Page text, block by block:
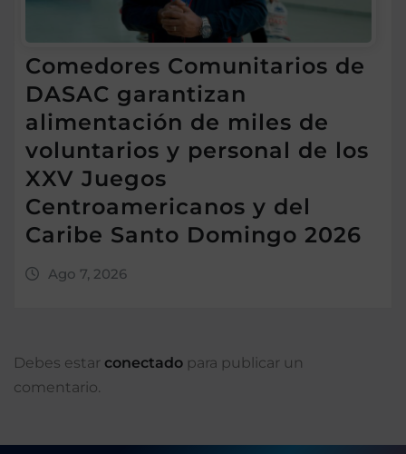
Comedores Comunitarios de
DASAC garantizan
alimentación de miles de
voluntarios y personal de los
XXV Juegos
Centroamericanos y del
Caribe Santo Domingo 2026
Ago 7, 2026
Debes estar conectado para publicar un
comentario.